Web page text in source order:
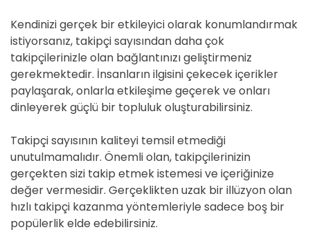
Kendinizi gerçek bir etkileyici olarak konumlandırmak
istiyorsanız, takipçi sayısından daha çok
takipçilerinizle olan bağlantınızı geliştirmeniz
gerekmektedir. İnsanların ilgisini çekecek içerikler
paylaşarak, onlarla etkileşime geçerek ve onları
dinleyerek güçlü bir topluluk oluşturabilirsiniz.
Takipçi sayısının kaliteyi temsil etmediği
unutulmamalıdır. Önemli olan, takipçilerinizin
gerçekten sizi takip etmek istemesi ve içeriğinize
değer vermesidir. Gerçeklikten uzak bir illüzyon olan
hızlı takipçi kazanma yöntemleriyle sadece boş bir
popülerlik elde edebilirsiniz.